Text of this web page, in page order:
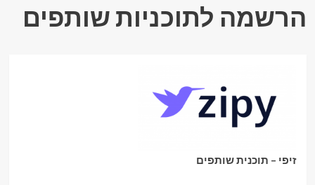
עם
הרשמה לתוכניות שותפים
זיפי – תוכנית שותפים